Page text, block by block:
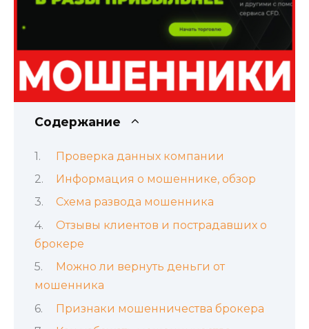
Содержание
Проверка данных компании
Информация о мошеннике, обзор
Схема развода мошенника
Отзывы клиентов и пострадавших о
брокере
Можно ли вернуть деньги от
мошенника
Признаки мошенничества брокера